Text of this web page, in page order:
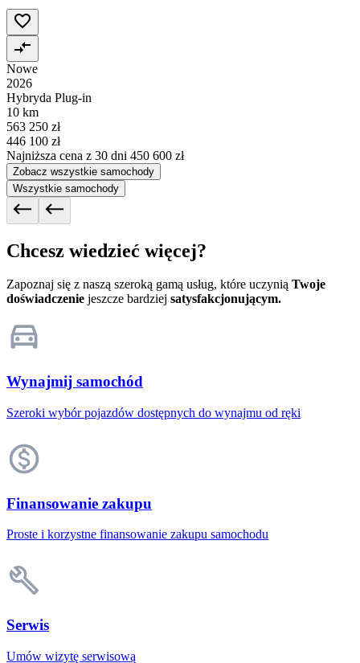
Nowe
2026
Hybryda Plug-in
10 km
563 250 zł
446 100 zł
Najniższa cena z 30 dni 450 600 zł
Zobacz wszystkie samochody
Wszystkie samochody
Chcesz wiedzieć więcej?
Zapoznaj się z naszą szeroką gamą usług, które uczynią Twoje
doświadczenie jeszcze bardziej satysfakcjonującym.
Wynajmij samochód
Szeroki wybór pojazdów dostępnych do wynajmu od ręki
Finansowanie zakupu
Proste i korzystne finansowanie zakupu samochodu
Serwis
Umów wizytę serwisową